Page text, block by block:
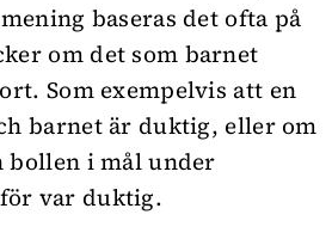
baseras det ofta på
om det som barnet
Som exempelvis att en
barnet är duktig, eller om
bollen i mål under
var duktig.